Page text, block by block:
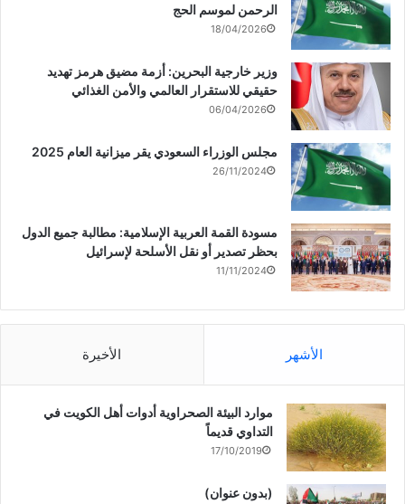
الرحمن لموسم الحج
18/04/2026
وزير خارجية البحرين: أزمة مضيق هرمز تهديد
حقيقي للاستقرار العالمي والأمن الغذائي
06/04/2026
مجلس الوزراء السعودي يقر ميزانية العام 2025
26/11/2024
مسودة القمة العربية الإسلامية: مطالبة جميع الدول
بحظر تصدير أو نقل الأسلحة لإسرائيل
11/11/2024
الأشهر الأخيرة
موارد البيئة الصحراوية أدوات أهل الكويت في
التداوي قديماً
17/10/2019
(بدون عنوان)